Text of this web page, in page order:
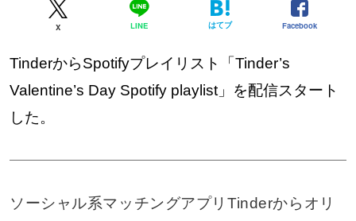
X LINE はてブ Facebook
TinderからSpotifyプレイリスト「Tinder’s
Valentine’s Day Spotify playlist」を配信スタート
した。
ソーシャル系マッチングアプリTinderからオリ